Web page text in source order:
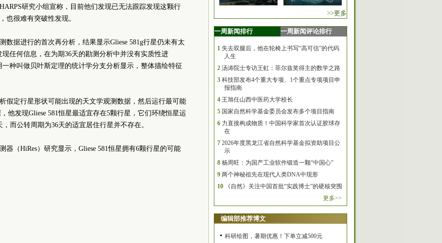
研究小组宣称，目前他们发现已无法跟踪发现这颗行
也很难有突破性发现。
数据进行的首次再分析，结果显示Gliese 581g行星仍未有太
任何信息，在为期36天的勘测分析中并没有实质性进
种叫做贝叶斯定理的统计学分支分析显示，整体描绘特征
假定行星形状可能出现的天文学观测数据，然后运行最可能
他发现Gliese 581恒星最适宜存在5颗行星，它们环绕恒星运
而公转周期为36天的适宜居住行星并不存在。
器（HiRes）研究显示，Gliese 581恒星拥有6颗行星的可能
>>更多
一周新闻排行 一周新闻评论排行
1 失去双腿后，他在轮椅上书写“高可信”的代码
人生
2 汤涛院士专访王虹：菲尔兹奖得主的数学之路
3 科技部发布4个重大专项、1个重点专项项目申
报指南
4 王旭任山西中医药大学校长
5 国家自然科学基金委员会发布多个项目指南
6 力直接构成物质！中国科学家首次认证胶球存
在
7 2026年度黑龙江省自然科学基金拟资助项目公
示
8 杨周旺：为国产工业软件锻造一颗“中国心”
9 两个神秘祖先在现代人类DNA中现形
10
《自然》关注中国首批“实践博士”的硬核突围
更多>>
编辑部推荐博文
科研绘图，暑期优惠！下单立减500元